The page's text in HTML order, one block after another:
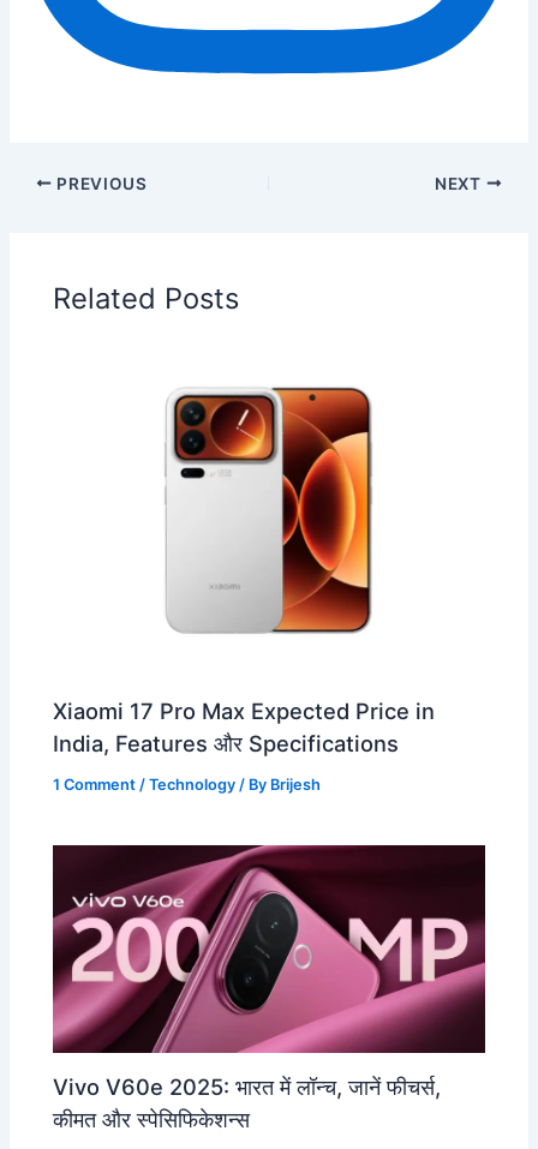
PREVIOUS NEXT
Related Posts
Xiaomi 17 Pro Max Expected Price in
India, Features और Specifications
1 Comment /Technology / By Brijesh
Vivo V60e 2025: भारत में लॉन्च, जानें फीचर्स,
कीमत और स्पेसिफिकेशन्स